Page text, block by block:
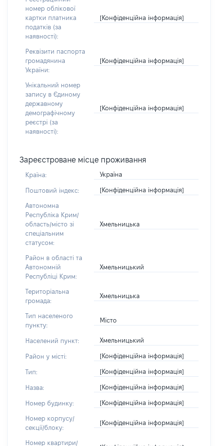
номер облікової
картки платника
податків (за
наявності):
[Конфіденційна інформація]
Реквізити паспорта
громадянина
України:
[Конфіденційна інформація]
Унікальний номер
запису в Єдиному
державному
демографічному
реєстрі (за
наявності):
[Конфіденційна інформація]
Зареєстроване місце проживання
Країна: Україна
Поштовий індекс: [Конфіденційна інформація]
Автономна
Республіка Крим/
область/місто зі
спеціальним
статусом:
Хмельницька
Район в області та
Автономній
Республіці Крим:
Хмельницький
Територіальна
громада:
Хмельницька
Тип населеного
пункту:
Місто
Населений пункт: Хмельницький
Район у місті: [Конфіденційна інформація]
Тип: [Конфіденційна інформація]
Назва: [Конфіденційна інформація]
Номер будинку: [Конфіденційна інформація]
Номер корпусу/
секції/блоку:
[Конфіденційна інформація]
Номер квартири/